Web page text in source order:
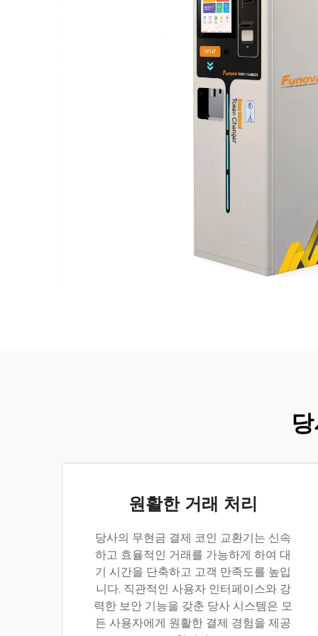
원활한 거래 처리
당사의 무현금 결제 코인 교환기는 신속
하고 효율적인 거래를 가능하게 하여 대
기 시간을 단축하고 고객 만족도를 높입
니다. 직관적인 사용자 인터페이스와 강
력한 보안 기능을 갖춘 당사 시스템은 모
든 사용자에게 원활한 결제 경험을 제공